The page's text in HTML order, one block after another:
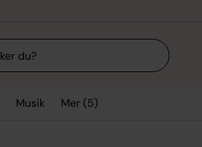
Musik Mer (5)